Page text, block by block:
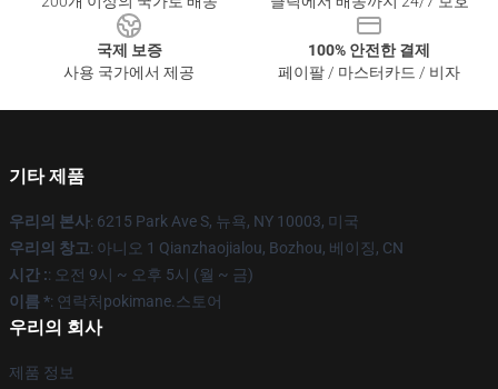
국제 보증
사용 국가에서 제공
100% 안전한 결제
페이팔 / 마스터카드 / 비자
기타 제품
우리의 본사: 6215 Park Ave S, 뉴욕, NY 10003, 미국
우리의 창고: 아니오 1 Qianzhaojialou, Bozhou, 베이징, CN
시간 :: 오전 9시 ~ 오후 5시 (월 ~ 금)
이름 *: 연락처pokimane.스토어
우리의 회사
제품 정보